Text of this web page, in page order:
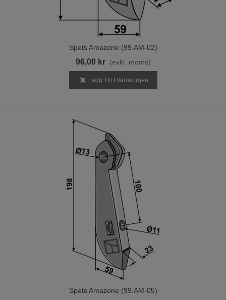
Spets Amazone (99.AM-02)
96,00 kr (exkl. moms)
Lägg Till I Varukorgen
Spets Amazone (99.AM-05)